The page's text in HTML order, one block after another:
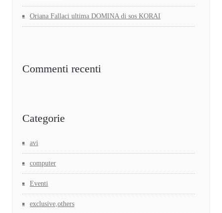
Oriana Fallaci ultima DOMINA di sos KORAI
Commenti recenti
Categorie
avi
computer
Eventi
exclusive,others